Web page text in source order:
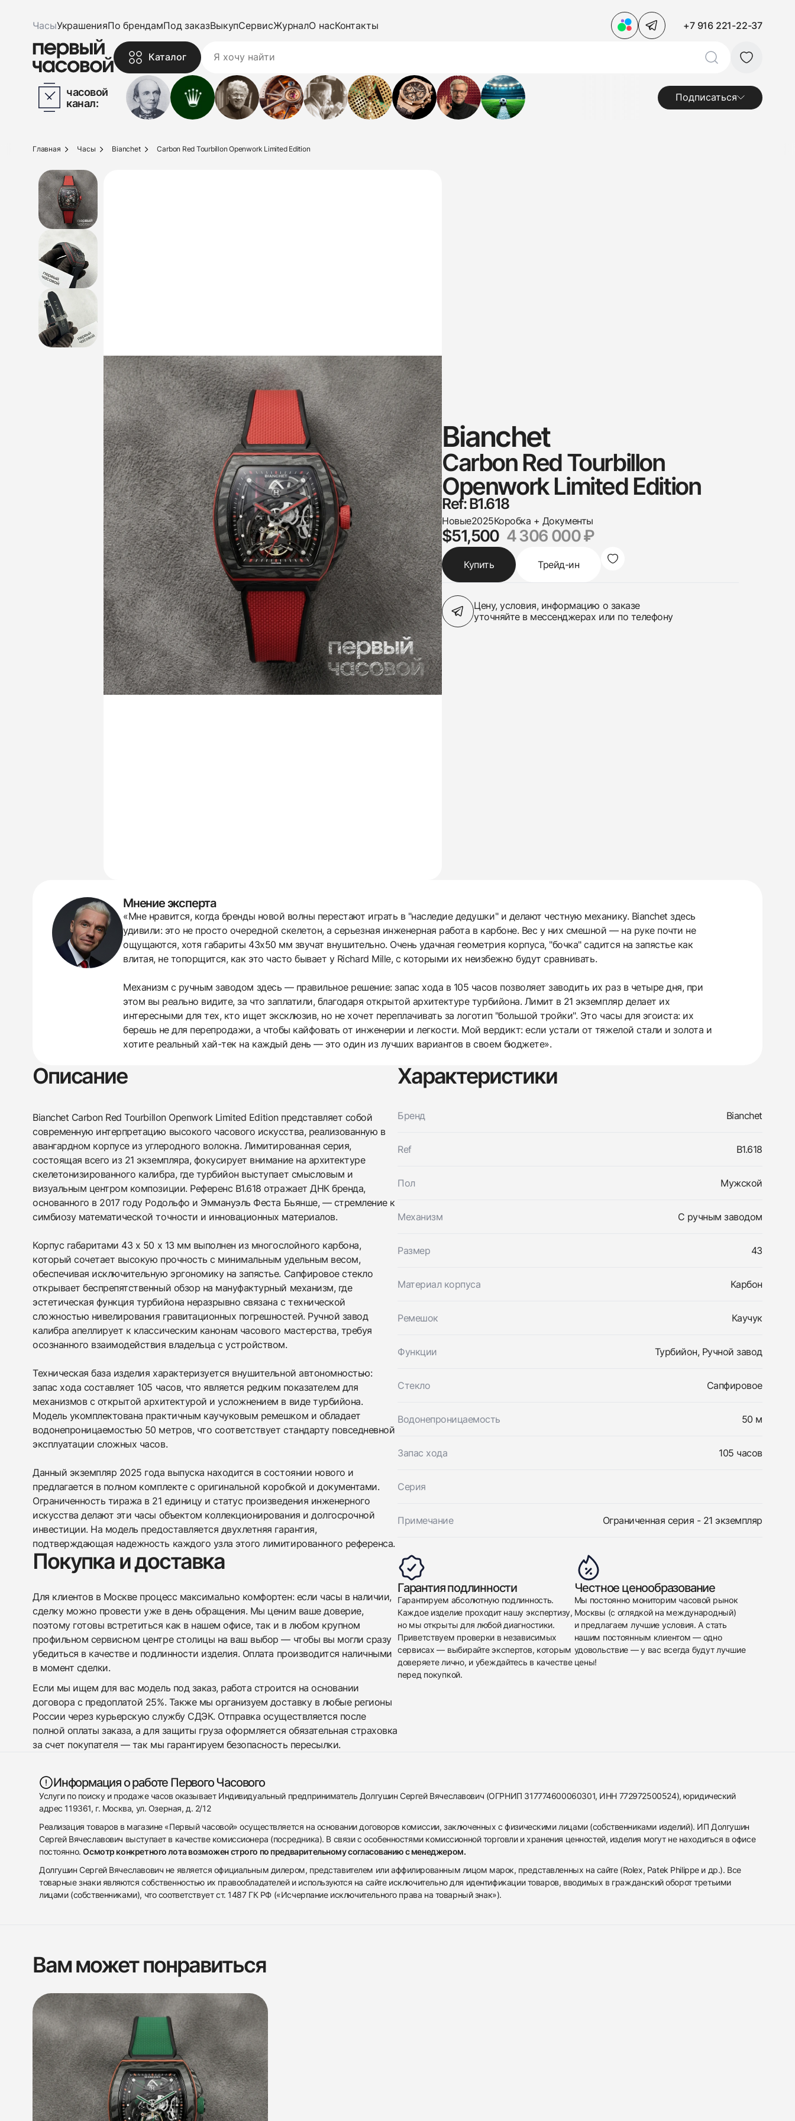
ЧасыУкрашенияПо брендамПод заказВыкупСервисЖурналО насКонтакты +7 916 221-22-37
Каталог
часовой
канал:
Подписаться
438
285
145
142
205
204
195
150
6
Главная Часы Bianchet Carbon Red Tourbillon Openwork Limited Edition
Bianchet
Carbon Red Tourbillon
Openwork Limited Edition
Ref: B1.618
Новые2025Коробка + Документы
$51,500 4 306 000 ₽
Купить Трейд-ин
Цену, условия, информацию о заказе
уточняйте в мессенджерах или по телефону
Мнение эксперта
«Мне нравится, когда бренды новой волны перестают играть в "наследие дедушки" и делают честную механику. Bianchet здесь
удивили: это не просто очередной скелетон, а серьезная инженерная работа в карбоне. Вес у них смешной — на руке почти не
ощущаются, хотя габариты 43x50 мм звучат внушительно. Очень удачная геометрия корпуса, "бочка" садится на запястье как
влитая, не топорщится, как это часто бывает у Richard Mille, с которыми их неизбежно будут сравнивать.
Механизм с ручным заводом здесь — правильное решение: запас хода в 105 часов позволяет заводить их раз в четыре дня, при
этом вы реально видите, за что заплатили, благодаря открытой архитектуре турбийона. Лимит в 21 экземпляр делает их
интересными для тех, кто ищет эксклюзив, но не хочет переплачивать за логотип "большой тройки". Это часы для эгоиста: их
берешь не для перепродажи, а чтобы кайфовать от инженерии и легкости. Мой вердикт: если устали от тяжелой стали и золота и
хотите реальный хай-тек на каждый день — это один из лучших вариантов в своем бюджете».
Описание
Bianchet Carbon Red Tourbillon Openwork Limited Edition представляет собой
современную интерпретацию высокого часового искусства, реализованную в
авангардном корпусе из углеродного волокна. Лимитированная серия,
состоящая всего из 21 экземпляра, фокусирует внимание на архитектуре
скелетонизированного калибра, где турбийон выступает смысловым и
визуальным центром композиции. Референс B1.618 отражает ДНК бренда,
основанного в 2017 году Родольфо и Эммануэль Феста Бьянше, — стремление к
симбиозу математической точности и инновационных материалов.
Корпус габаритами 43 x 50 x 13 мм выполнен из многослойного карбона,
который сочетает высокую прочность с минимальным удельным весом,
обеспечивая исключительную эргономику на запястье. Сапфировое стекло
открывает беспрепятственный обзор на мануфактурный механизм, где
эстетическая функция турбийона неразрывно связана с технической
сложностью нивелирования гравитационных погрешностей. Ручной завод
калибра апеллирует к классическим канонам часового мастерства, требуя
осознанного взаимодействия владельца с устройством.
Техническая база изделия характеризуется внушительной автономностью:
запас хода составляет 105 часов, что является редким показателем для
механизмов с открытой архитектурой и усложнением в виде турбийона.
Модель укомплектована практичным каучуковым ремешком и обладает
водонепроницаемостью 50 метров, что соответствует стандарту повседневной
эксплуатации сложных часов.
Данный экземпляр 2025 года выпуска находится в состоянии нового и
предлагается в полном комплекте с оригинальной коробкой и документами.
Ограниченность тиража в 21 единицу и статус произведения инженерного
искусства делают эти часы объектом коллекционирования и долгосрочной
инвестиции. На модель предоставляется двухлетняя гарантия,
подтверждающая надежность каждого узла этого лимитированного референса.
Характеристики
Бренд Bianchet
Ref B1.618
Пол Мужской
Механизм С ручным заводом
Размер 43
Материал корпуса Карбон
Ремешок Каучук
Функции Турбийон, Ручной завод
Стекло Сапфировое
Водонепроницаемость 50 м
Запас хода 105 часов
Серия
Примечание Ограниченная серия - 21 экземпляр
Покупка и доставка
Для клиентов в Москве процесс максимально комфортен: если часы в наличии,
сделку можно провести уже в день обращения. Мы ценим ваше доверие,
поэтому готовы встретиться как в нашем офисе, так и в любом крупном
профильном сервисном центре столицы на ваш выбор — чтобы вы могли сразу
убедиться в качестве и подлинности изделия. Оплата производится наличными
в момент сделки.
Если мы ищем для вас модель под заказ, работа строится на основании
договора с предоплатой 25%. Также мы организуем доставку в любые регионы
России через курьерскую службу СДЭК. Отправка осуществляется после
полной оплаты заказа, а для защиты груза оформляется обязательная страховка
за счет покупателя — так мы гарантируем безопасность пересылки.
Гарантия подлинности
Гарантируем абсолютную подлинность.
Каждое изделие проходит нашу экспертизу,
но мы открыты для любой диагностики.
Приветствуем проверки в независимых
сервисах — выбирайте экспертов, которым
доверяете лично, и убеждайтесь в качестве
перед покупкой.
Честное ценообразование
Мы постоянно мониторим часовой рынок
Москвы (с оглядкой на международный)
и предлагаем лучшие условия. А стать
нашим постоянным клиентом — одно
удовольствие — у вас всегда будут лучшие
цены!
Информация о работе Первого Часового
Услуги по поиску и продаже часов оказывает Индивидуальный предприниматель Долгушин Сергей Вячеславович (ОГРНИП 317774600060301, ИНН 772972500524), юридический
адрес 119361, г. Москва, ул. Озерная, д. 2/12
Реализация товаров в магазине «Первый часовой» осуществляется на основании договоров комиссии, заключенных с физическими лицами (собственниками изделий). ИП Долгушин
Сергей Вячеславович выступает в качестве комиссионера (посредника). В связи с особенностями комиссионной торговли и хранения ценностей, изделия могут не находиться в офисе
постоянно.Осмотр конкретного лота возможен строго по предварительному согласованию с менеджером.
Долгушин Сергей Вячеславович не является официальным дилером, представителем или аффилированным лицом марок, представленных на сайте (Rolex, Patek Philippe и др.). Все
товарные знаки являются собственностью их правообладателей и используются на сайте исключительно для идентификации товаров, вводимых в гражданский оборот третьими
лицами (собственниками), что соответствует ст. 1487 ГК РФ («Исчерпание исключительного права на товарный знак»).
Купить эти часы
Оставьте ваши контактные данные и мы свяжемся с
вами
Bianchet
Carbon Red Tourbillon Openwork Limited
$51,500
Отправить заявку
Трейд-ин часов
Оставьте ваши контактные данные и мы свяжемся с
вами
Bianchet
Carbon Red Tourbillon Openwork Limited
Edition
Новые Коробка + Документы
Приложите фото ваших часов…
Отправить заявку
Вам может понравиться